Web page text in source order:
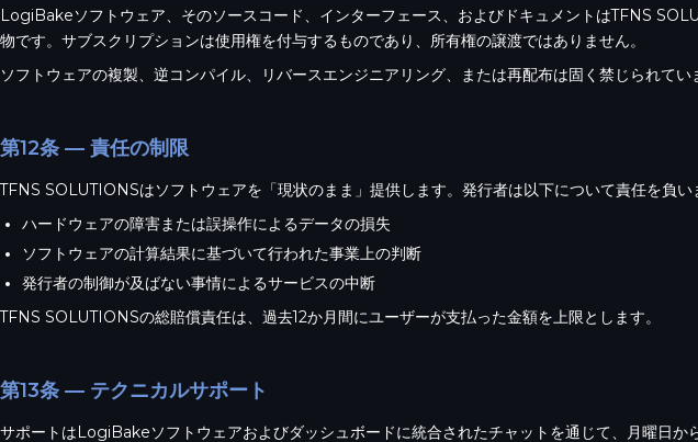
LogiBakeソフトウェア、そのソースコード、インターフェース、およびドキュメントはTFNS
物です。サブスクリプションは使用権を付与するものであり、所有権の譲渡ではありません。
ソフトウェアの複製、逆コンパイル、リバースエンジニアリング、または再配布は固く禁じられてい
第12条 — 責任の制限
TFNS SOLUTIONSはソフトウェアを「現状のまま」提供します。発行者は以下について責任を負い
ハードウェアの障害または誤操作によるデータの損失
ソフトウェアの計算結果に基づいて行われた事業上の判断
発行者の制御が及ばない事情によるサービスの中断
TFNS SOLUTIONSの総賠償責任は、過去12か月間にユーザーが支払った金額を上限とします。
第13条 — テクニカルサポート
サポートはLogiBakeソフトウェアおよびダッシュボードに統合されたチャットを通じて、月曜日か